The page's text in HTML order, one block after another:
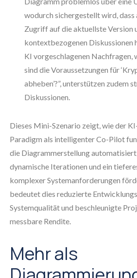
wodurch sichergestellt wird, dass
Zugriff auf die aktuellste Version
kontextbezogenen Diskussionen
KI vorgeschlagenen Nachfragen,
sind die Voraussetzungen für
abheben’?”, unterstützen zudem
Diskussionen.
Dieses Mini-Szenario zeigt, wie der
Paradigm als intelligenter Co-Pilot
die Diagrammerstellung
dynamische Iterationen und ein
komplexer Systemanforderungen
bedeutet dies reduzierte
Systemqualität und beschleunigte
messbare Rendite.
Mehr als